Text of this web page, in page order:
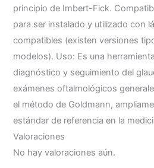
principio de Imbert-Fick.
para ser instalado y utilizado con
compatibles (existen versiones
modelos). Uso: Es una
diagnóstico y seguimiento del
exámenes oftalmológicos
el método de Goldmann,
estándar de referencia en la
Valoraciones
No hay valoraciones aún.